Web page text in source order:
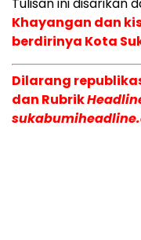
Khayangan dan
berdirinya Kota
Dilarang
dan Rubrik